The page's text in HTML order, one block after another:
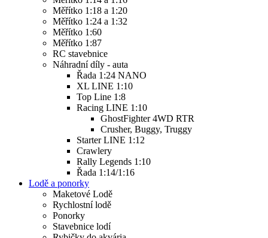
Měřítko 1:18 a 1:20
Měřítko 1:24 a 1:32
Měřítko 1:60
Měřítko 1:87
RC stavebnice
Náhradní díly - auta
Řada 1:24 NANO
XL LINE 1:10
Top Line 1:8
Racing LINE 1:10
GhostFighter 4WD RTR
Crusher, Buggy, Truggy
Starter LINE 1:12
Crawlery
Rally Legends 1:10
Řada 1:14/1:16
Lodě a ponorky
Maketové Lodě
Rychlostní lodě
Ponorky
Stavebnice lodí